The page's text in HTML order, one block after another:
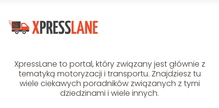
XpressLane to portal, który związany jest głównie z
tematyką motoryzacji i transportu. Znajdziesz tu
wiele ciekawych poradników związanych z tymi
dziedzinami i wiele innych.